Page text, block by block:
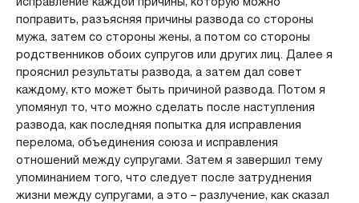
поправить, разъясняя причины развода со стороны
мужа, затем со стороны жены, а потом со стороны
родственников обоих супругов или других лиц. Далее я
прояснил результаты развода, а затем дал совет
каждому, кто может быть причиной развода. Потом я
упомянул то, что можно сделать после наступления
развода, как последняя попытка для исправления
перелома, объединения союза и исправления
отношений между супругами. Затем я завершил тему
упоминанием того, что следует после затруднения
жизни между супругами, а это – разлучение, как сказал